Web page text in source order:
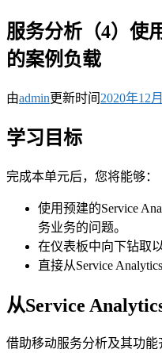
服务分析（4）使
的案例负载
由admin更新时间 2020年12
学习目标
完成本单元后，您将能够：
使用预建的Service
务业务的问题。
在仪表板中向下钻取
直接从Service
从Service
借助移动服务分析及其功